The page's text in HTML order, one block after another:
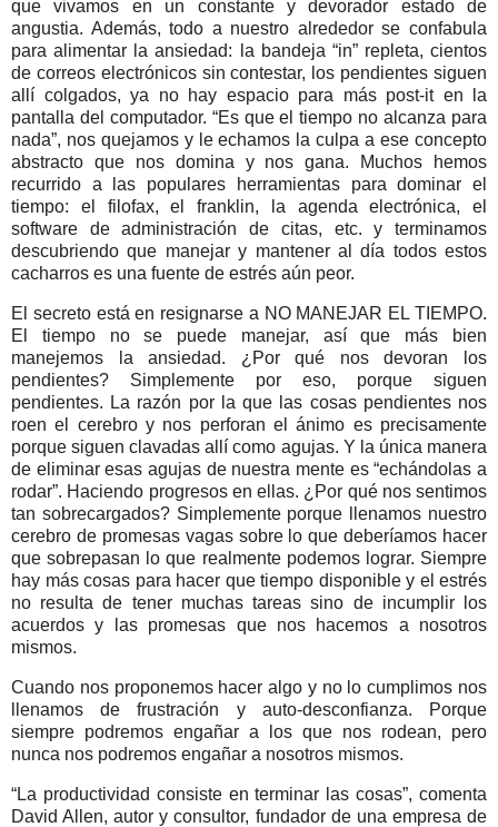
que vivamos en un constante y devorador estado de
angustia. Además, todo a nuestro alrededor se confabula
para alimentar la ansiedad: la bandeja “in” repleta, cientos
de correos electrónicos sin contestar, los pendientes siguen
allí colgados, ya no hay espacio para más post-it en la
pantalla del computador. “Es que el tiempo no alcanza para
nada”, nos quejamos y le echamos la culpa a ese concepto
abstracto que nos domina y nos gana. Muchos hemos
recurrido a las populares herramientas para dominar el
tiempo: el filofax, el franklin, la agenda electrónica, el
software de administración de citas, etc. y terminamos
descubriendo que manejar y mantener al día todos estos
cacharros es una fuente de estrés aún peor.
El secreto está en resignarse a NO MANEJAR EL TIEMPO.
El tiempo no se puede manejar, así que más bien
manejemos la ansiedad. ¿Por qué nos devoran los
pendientes? Simplemente por eso, porque siguen
pendientes. La razón por la que las cosas pendientes nos
roen el cerebro y nos perforan el ánimo es precisamente
porque siguen clavadas allí como agujas. Y la única manera
de eliminar esas agujas de nuestra mente es “echándolas a
rodar”. Haciendo progresos en ellas. ¿Por qué nos sentimos
tan sobrecargados? Simplemente porque llenamos nuestro
cerebro de promesas vagas sobre lo que deberíamos hacer
que sobrepasan lo que realmente podemos lograr. Siempre
hay más cosas para hacer que tiempo disponible y el estrés
no resulta de tener muchas tareas sino de incumplir los
acuerdos y las promesas que nos hacemos a nosotros
mismos.
Cuando nos proponemos hacer algo y no lo cumplimos nos
llenamos de frustración y auto-desconfianza. Porque
siempre podremos engañar a los que nos rodean, pero
nunca nos podremos engañar a nosotros mismos.
“La productividad consiste en terminar las cosas”, comenta
David Allen, autor y consultor, fundador de una empresa de